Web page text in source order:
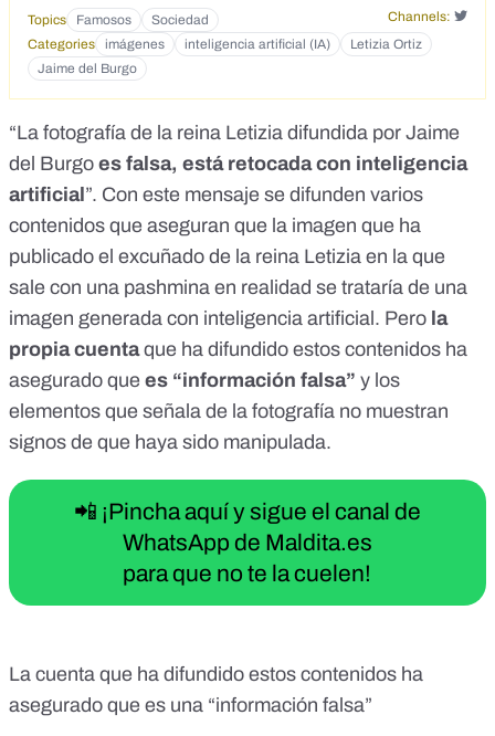
Topics Famosos Sociedad
Channels:
Categories
imágenes inteligencia artificial (IA)
Letizia Ortiz
Jaime del Burgo
“La fotografía de la reina Letizia difundida por Jaime
del Burgo es falsa, está retocada con inteligencia
artificial”. Con este mensaje se difunden varios
contenidos que aseguran que la imagen que ha
publicado el excuñado de la reina Letizia en la que
sale con una pashmina en realidad se trataría de una
imagen generada con inteligencia artificial. Pero la
propia cuentaque ha difundido estos contenidos ha
asegurado que es “información falsa” y los
elementos que señala de la fotografía no muestran
signos de que haya sido manipulada.
📲 ¡Pincha aquí y sigue el canal de
WhatsApp de Maldita.es
para que no te la cuelen!
La cuenta que ha difundido estos contenidos ha
asegurado que es una “información falsa”